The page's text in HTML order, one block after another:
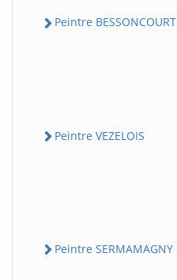
Peintre BESSONCOURT
Peintre VEZELOIS
Peintre SERMAMAGNY